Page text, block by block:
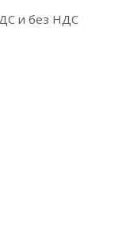
и без НДС